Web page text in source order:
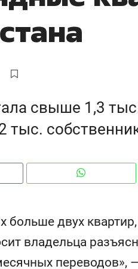
свыше 1,3
тыс.
больше двух
владельца
рынки, почему надо знать
волной: как
в казанском
когда